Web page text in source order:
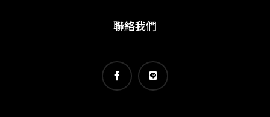
聯絡我們